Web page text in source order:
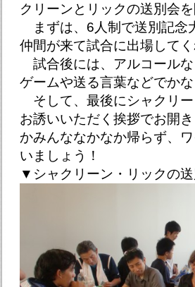
クリーンとリックの送別会を
まずは、6人制で送別記念
仲間が来て試合に出場してく
試合後には、アルコール
ゲームや送る言葉などでか
そして、最後にシャクリ
お誘いいただく挨拶でお開
かみんななかなか帰らず、
いましょう！
▼シャクリーン・リックの